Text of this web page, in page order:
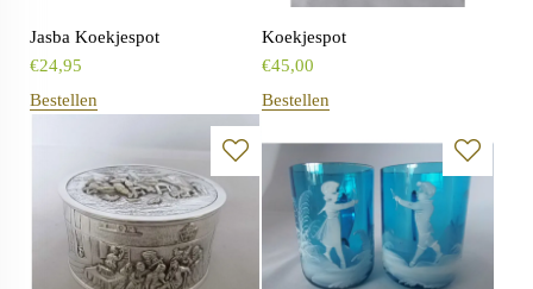
Jasba Koekjespot
€24,95
Bestellen
Koekjespot
€45,00
Bestellen